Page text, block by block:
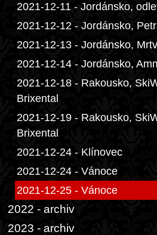
2021-12-11 - Jordánsko,
2021-12-12 - Jordánsko,
2021-12-13 - Jordánsko,
2021-12-14 - Jordánsko,
2021-12-18 - Rakousko,
Brixental
2021-12-19 - Rakousko,
Brixental
2021-12-24 - Klínovec
2021-12-24 - Vánoce
2021-12-25 - Vánoce
2022 - archiv
2023 - archiv